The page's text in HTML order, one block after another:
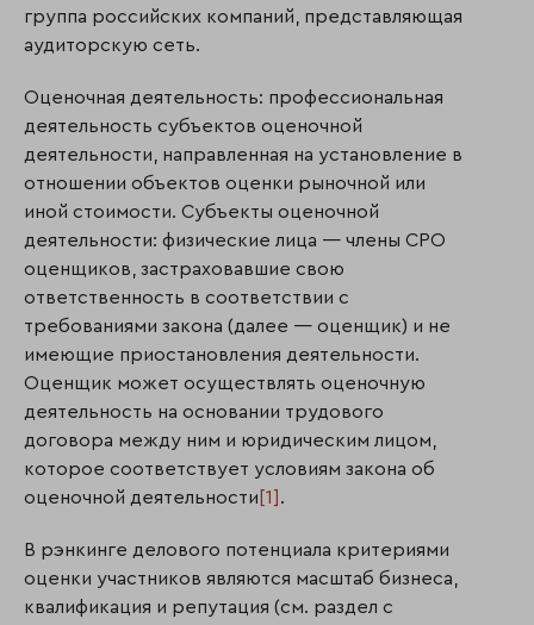
группа российских компаний, представляющая
аудиторскую сеть.
Оценочная деятельность: профессиональная
деятельность субъектов оценочной
деятельности, направленная на установление в
отношении объектов оценки рыночной или
иной стоимости. Субъекты оценочной
деятельности: физические лица — члены СРО
оценщиков, застраховавшие свою
ответственность в соответствии с
требованиями закона (далее — оценщик) и не
имеющие приостановления деятельности.
Оценщик может осуществлять оценочную
деятельность на основании трудового
договора между ним и юридическим лицом,
которое соответствует условиям закона об
оценочной деятельности [1] .
В рэнкинге делового потенциала критериями
оценки участников являются масштаб бизнеса,
квалификация и репутация (см. раздел с